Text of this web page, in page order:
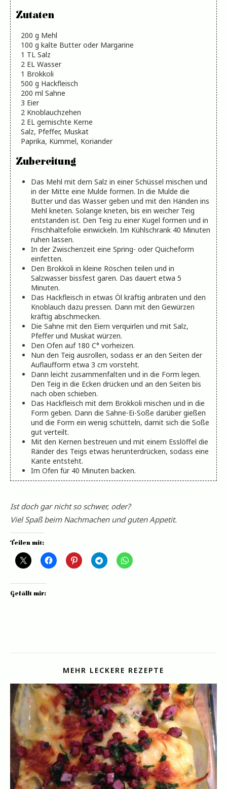
Zutaten
200 g Mehl
100 g kalte Butter oder Margarine
1 TL Salz
2 EL Wasser
1 Brokkoli
500 g Hackfleisch
200 ml Sahne
3 Eier
2 Knoblauchzehen
2 EL gemischte Kerne
Salz, Pfeffer, Muskat
Paprika, Kümmel, Koriander
Zubereitung
Das Mehl mit dem Salz in einer Schüssel mischen und
in der Mitte eine Mulde formen. In die Mulde die
Butter und das Wasser geben und mit den Händen ins
Mehl kneten. Solange kneten, bis ein weicher Teig
entstanden ist. Den Teig zu einer Kugel formen und in
Frischhaltefolie einwickeln. Im Kühlschrank 40 Minuten
ruhen lassen.
In der Zwischenzeit eine Spring- oder Quicheform
einfetten.
Den Brokkoli in kleine Röschen teilen und in
Salzwasser bissfest garen. Das dauert etwa 5
Minuten.
Das Hackfleisch in etwas Öl kräftig anbraten und den
Knoblauch dazu pressen. Dann mit den Gewürzen
kräftig abschmecken.
Die Sahne mit den Eiern verquirlen und mit Salz,
Pfeffer und Muskat würzen.
Den Ofen auf 180 C° vorheizen.
Nun den Teig ausrollen, sodass er an den Seiten der
Auflaufform etwa 3 cm vorsteht.
Dann leicht zusammenfalten und in die Form legen.
Den Teig in die Ecken drücken und an den Seiten bis
nach oben schieben.
Das Hackfleisch mit dem Brokkoli mischen und in die
Form geben. Dann die Sahne-Ei-Soße darüber gießen
und die Form ein wenig schütteln, damit sich die Soße
gut verteilt.
Mit den Kernen bestreuen und mit einem Esslöffel die
Ränder des Teigs etwas herunterdrücken, sodass eine
Kante entsteht.
Im Ofen für 40 Minuten backen.
Ist doch gar nicht so schwer, oder?
Viel Spaß beim Nachmachen und guten Appetit.
Teilen mit:
Gefällt mir:
MEHR LECKERE REZEPTE